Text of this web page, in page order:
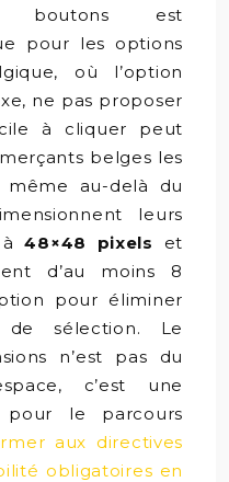
boutons est
pour les options
où l’option
ne pas proposer
à cliquer peut
belges les
au-delà du
leurs
à48×48 pixels et
d’au moins 8
pour éliminer
sélection. Le
n’est pas du
c’est une
pour le parcours
aux directives
obligatoires en